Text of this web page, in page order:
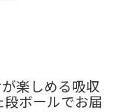
楽しめる吸収
ボールでお届